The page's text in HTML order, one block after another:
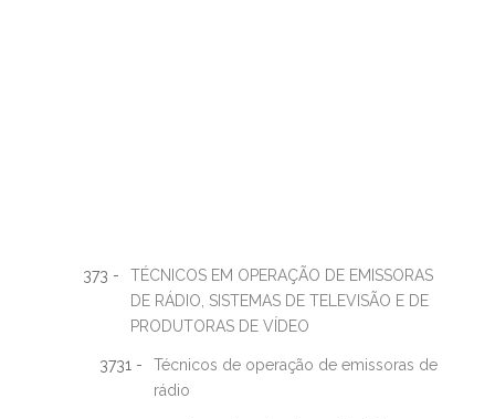
373 -
TÉCNICOS EM OPERAÇÃO DE EMISSORAS
DE RÁDIO, SISTEMAS DE TELEVISÃO E DE
PRODUTORAS DE VÍDEO
3731 -
Técnicos de operação de emissoras de
rádio